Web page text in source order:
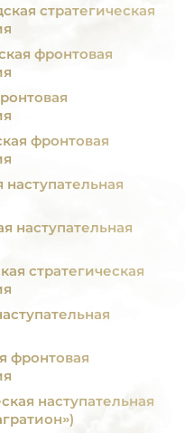
стратегическая
фронтовая
фронтовая
наступательная
стратегическая
фронтовая
наступательная